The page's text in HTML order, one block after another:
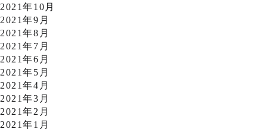
2021年10月
2021年9月
2021年8月
2021年7月
2021年6月
2021年5月
2021年4月
2021年3月
2021年2月
2021年1月